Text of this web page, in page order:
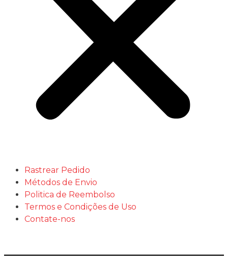
Rastrear Pedido
Métodos de Envio
Politica de Reembolso
Termos e Condições de Uso
Contate-nos